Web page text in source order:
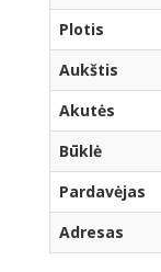
Plotis
Aukštis
Akutės
Būklė
Pardavėjas
Adresas